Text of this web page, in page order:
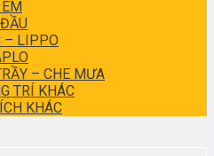
EM
– LIPPO
– CHE MƯA
TRÍ KHÁC
KHÁC